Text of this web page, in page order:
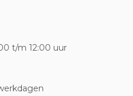
t/m 12:00 uur